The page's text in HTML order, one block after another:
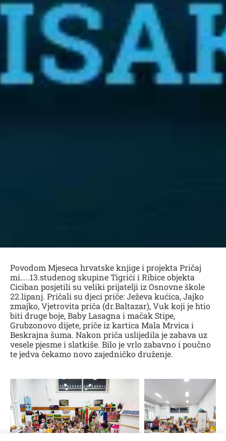
Povodom Mjeseca hrvatske knjige i projekta Pričaj
mi…..13.studenog skupine Tigrići i Ribice objekta
Ciciban posjetili su veliki prijatelji iz Osnovne škole
22.lipanj. Pričali su djeci priče: Ježeva kućica, Jajko
zmajko, Vjetrovita priča (dr.Baltazar), Vuk koji je htio
biti druge boje, Baby Lasagna i mačak Stipe,
Grubzonovo dijete, priče iz kartica Mala Mrvica i
Beskrajna šuma. Nakon priča uslijedila je zabava uz
vesele pjesme i slatkiše. Bilo je vrlo zabavno i poučno
te jedva čekamo novo zajedničko druženje.